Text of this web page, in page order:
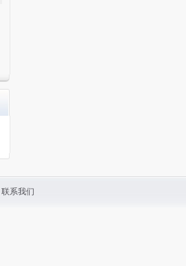
联系我们